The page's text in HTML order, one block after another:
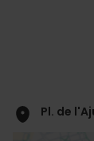
Pl. de